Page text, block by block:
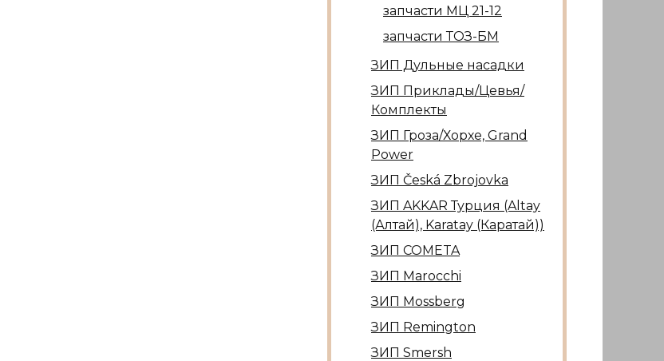
запчасти МЦ 21-12
запчасти ТОЗ-БМ
ЗИП Дульные насадки
ЗИП Приклады/Цевья/
Комплекты
ЗИП Гроза/Хорхе, Grand
Power
ЗИП Česká Zbrojovka
ЗИП AKKAR Турция (Altay
(Алтай), Karatay (Каратай))
ЗИП COMETA
ЗИП Marocсhi
ЗИП Mossberg
ЗИП Remington
ЗИП Smersh